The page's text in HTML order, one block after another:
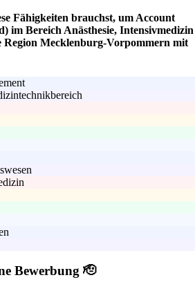
Fähigkeiten brauchst, um Account
im Bereich Anästhesie, Intensivmedizin
Region Mecklenburg-Vorpommern mit
Bewerbung 🫡